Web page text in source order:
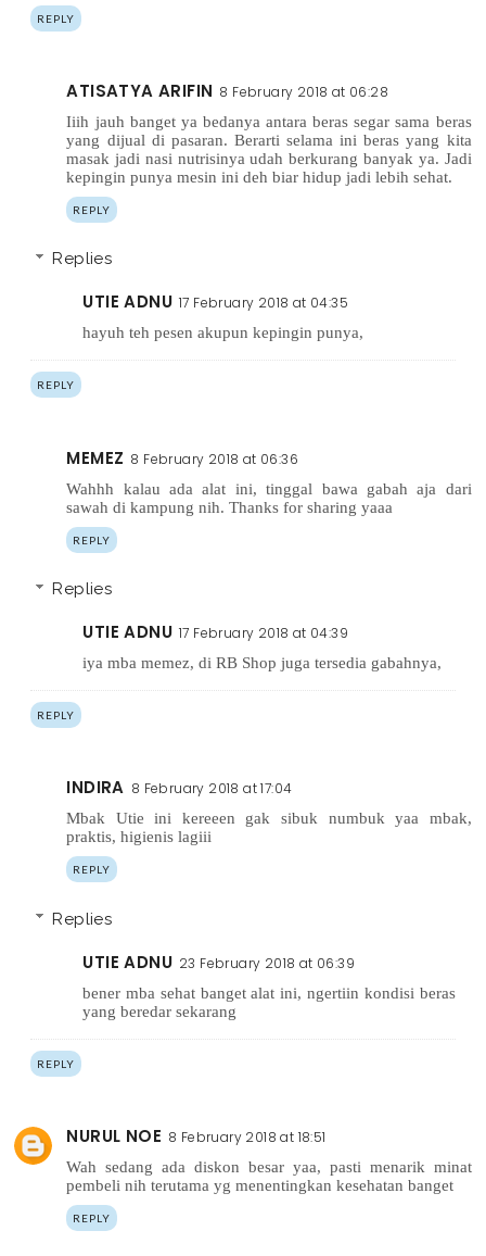
REPLY
ATISATYA ARIFIN 8 February 2018 at 06:28
Iiih jauh banget ya bedanya antara beras segar sama beras
yang dijual di pasaran. Berarti selama ini beras yang kita
masak jadi nasi nutrisinya udah berkurang banyak ya. Jadi
kepingin punya mesin ini deh biar hidup jadi lebih sehat.
REPLY
Replies
UTIE ADNU 17 February 2018 at 04:35
hayuh teh pesen akupun kepingin punya,
REPLY
MEMEZ 8 February 2018 at 06:36
Wahhh kalau ada alat ini, tinggal bawa gabah aja dari
sawah di kampung nih. Thanks for sharing yaaa
REPLY
Replies
UTIE ADNU 17 February 2018 at 04:39
iya mba memez, di RB Shop juga tersedia gabahnya,
REPLY
INDIRA 8 February 2018 at 17:04
Mbak Utie ini kereeen gak sibuk numbuk yaa mbak,
praktis, higienis lagiii
REPLY
Replies
UTIE ADNU 23 February 2018 at 06:39
bener mba sehat banget alat ini, ngertiin kondisi beras
yang beredar sekarang
REPLY
NURUL NOE 8 February 2018 at 18:51
Wah sedang ada diskon besar yaa, pasti menarik minat
pembeli nih terutama yg menentingkan kesehatan banget
REPLY